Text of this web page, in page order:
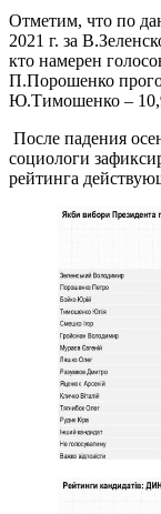
Отметим, что по
2021 г. за
кто намерен
П.Порошенко
Ю.Тимошенко –
После падения
социологи
рейтинга